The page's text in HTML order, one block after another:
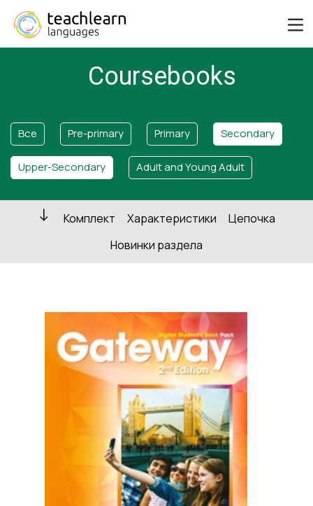
Coursebooks
Все Pre-primary Primary Secondary
Upper-Secondary Adult and Young Adult
Комплект Характеристики
Цепочка
Новинки раздела